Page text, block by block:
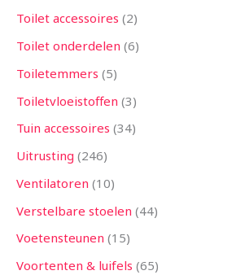
Toilet accessoires 2
Toilet onderdelen 6
Toiletemmers 5
Toiletvloeistoffen 3
Tuin accessoires 34
Uitrusting 246
Ventilatoren 10
Verstelbare stoelen 44
Voetensteunen 15
Voortenten & luifels 65